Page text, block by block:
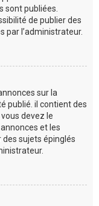
sont publiées.
de publier des
par l’administrateur.
sur la
publié. il contient des
devez le
et les
des sujets épinglés